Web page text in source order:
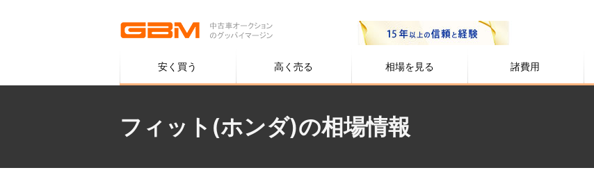
安く買う 高く売る 相場を見る 諸費用
フィット(ホンダ)の相場情報